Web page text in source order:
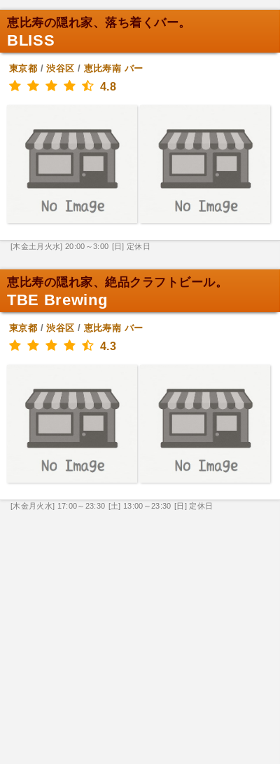
恵比寿の隠れ家、落ち着くバー。
BLISS
東京都 /渋谷区 / 恵比寿南 バー
4.8
[木金土月火水] 20:00～3:00 [日] 定休日
恵比寿の隠れ家、絶品クラフトビール。
TBE Brewing
東京都 /渋谷区 / 恵比寿南 バー
4.3
[木金月火水] 17:00～23:30 [土] 13:00～23:30 [日] 定休日